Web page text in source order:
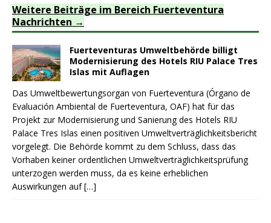
Weitere Beiträge im Bereich Fuerteventura
Nachrichten
Fuerteventuras Umweltbehörde billigt
Modernisierung des Hotels RIU Palace Tres
Islas mit Auflagen
Das Umweltbewertungsorgan von Fuerteventura (Órgano de
Evaluación Ambiental de Fuerteventura, OAF) hat für das
Projekt zur Modernisierung und Sanierung des Hotels RIU
Palace Tres Islas einen positiven Umweltverträglichkeitsbericht
vorgelegt. Die Behörde kommt zu dem Schluss, dass das
Vorhaben keiner ordentlichen Umweltverträglichkeitsprüfung
unterzogen werden muss, da es keine erheblichen
Auswirkungen auf[…]